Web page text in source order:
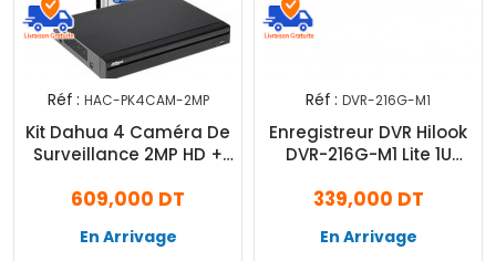
Réf : HAC-PK4CAM-2MP
Kit Dahua 4 Caméra De
Surveillance 2MP HD +
500Go
609,000 DT
En Arrivage
Réf : DVR-216G-M1
Enregistreur DVR Hilook
DVR-216G-M1 Lite 1U
339,000 DT
En Arrivage